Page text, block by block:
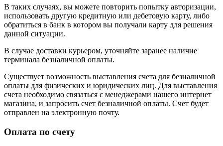
В таких случаях, вы можете повторить попытку авторизации,
использовать другую кредитную или дебетовую карту, либо
обратиться в банк в котором вы получали карту для решения
данной ситуации.
В случае доставки курьером, уточняйте заранее наличие
терминала безналичной оплаты.
Существует возможность выставления счета для безналичной
оплаты для физических и юридических лиц. Для выставления
счета необходимо связаться с менеджерами нашего интернет
магазина, и запросить счет безналичной оплаты. Счет будет
отправлен на электронную почту.
Оплата по счету